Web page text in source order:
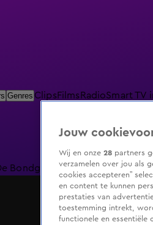
Genres ClipsFilms RadioSmart TV
BondgenotenDe Oranjezomer
Jouw
Wij en onze 28 partners
verzamelen over jou als
cookies accepteren”
en content te kunnen
prestaties van
toestemming intrekt,
functionele en essentiële